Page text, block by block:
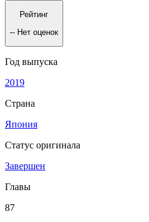
Рейтинг
-- Нет оценок
Год выпуска
2019
Страна
Япония
Статус оригинала
Завершен
Главы
87